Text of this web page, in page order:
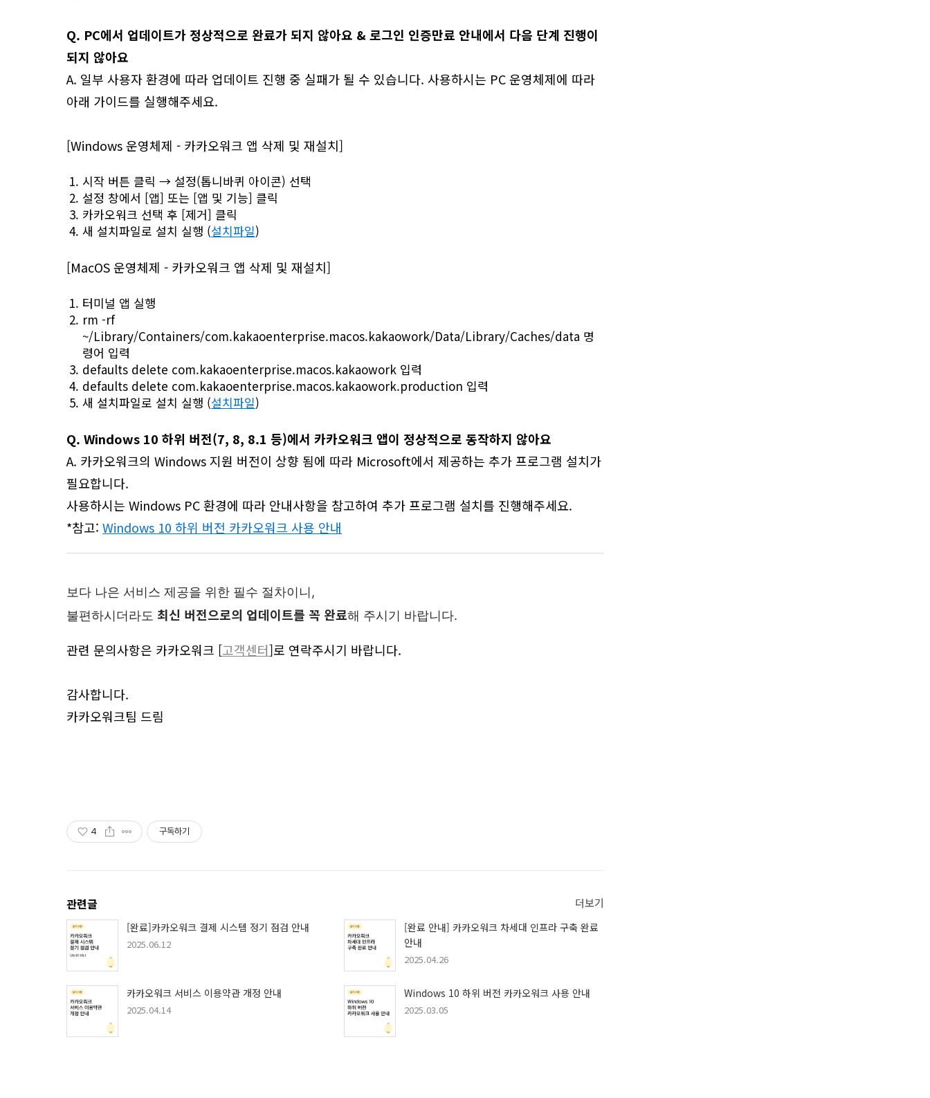
Q. PC에서 업데이트가 정상적으로 완료가 되지 않아요 & 로그인 인증만료 안내에서 다음 단계 진행이
되지 않아요
A. 일부 사용자 환경에 따라 업데이트 진행 중 실패가 될 수 있습니다. 사용하시는 PC 운영체제에 따라
아래 가이드를 실행해주세요.
[Windows 운영체제 - 카카오워크 앱 삭제 및 재설치]
시작 버튼 클릭 → 설정(톱니바퀴 아이콘) 선택
설정 창에서 [앱] 또는 [앱 및 기능] 클릭
카카오워크 선택 후 [제거] 클릭
새 설치파일로 설치 실행 (설치파일)
[MacOS 운영체제 - 카카오워크 앱 삭제 및 재설치]
터미널 앱 실행
rm -rf
~/Library/Containers/com.kakaoenterprise.macos.kakaowork/Data/Library/Caches/data 명
령어 입력
defaults delete com.kakaoenterprise.macos.kakaowork 입력
defaults delete com.kakaoenterprise.macos.kakaowork.production 입력
새 설치파일로 설치 실행 (설치파일)
Q. Windows 10 하위 버전(7, 8, 8.1 등)에서 카카오워크 앱이 정상적으로 동작하지 않아요
A. 카카오워크의 Windows 지원 버전이 상향 됨에 따라 Microsoft에서 제공하는 추가 프로그램 설치가
필요합니다.
사용하시는 Windows PC 환경에 따라 안내사항을 참고하여 추가 프로그램 설치를 진행해주세요.
*참고: Windows 10 하위 버전 카카오워크 사용 안내
보다 나은 서비스 제공을 위한 필수 절차이니,
불편하시더라도 최신 버전으로의 업데이트를 꼭 완료해 주시기 바랍니다.
관련 문의사항은 카카오워크 [고객센터]로 연락주시기 바랍니다.
감사합니다.
카카오워크팀 드림
4 구독하기
관련글 더보기
[완료]카카오워크 결제 시스템 정기 점검 안내
2025.06.12
[완료 안내] 카카오워크 차세대 인프라 구축 완료
안내
2025.04.26
카카오워크 서비스 이용약관 개정 안내
2025.04.14
Windows 10 하위 버전 카카오워크 사용 안내
2025.03.05